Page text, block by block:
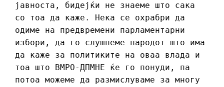
јавноста, бидејќи не знаеме што сака
со тоа да каже. Нека се охрабри да
одиме на предвремени парламентарни
избори, да го слушнеме народот што има
да каже за политиките на оваа влада и
тоа што ВМРО-ДПМНЕ ќе го понуди, па
потоа можеме да размислуваме за многу